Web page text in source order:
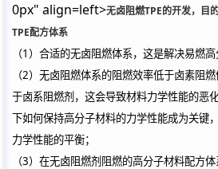
0px" align=left>无卤阻燃TPE的开发，目
TPE配方体系
（1）合适的无卤阻燃体系，这是解决易燃
（2）无卤阻燃体系的阻燃效率低于卤素阻
于卤系阻燃剂，这会导致材料力学性能的恶
下如何保持高分子材料的力学性能成为关键
力学性能的平衡；
（3）在无卤阻燃剂阻燃的高分子材料配方